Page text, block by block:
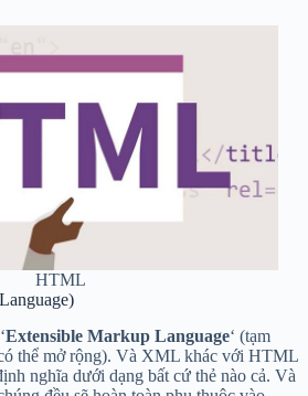
HTML
Extensible Markup Language‘ (tạm
thể mở rộng). Và XML khác với HTML
nghĩa dưới dạng bất cứ thẻ nào cả. Và